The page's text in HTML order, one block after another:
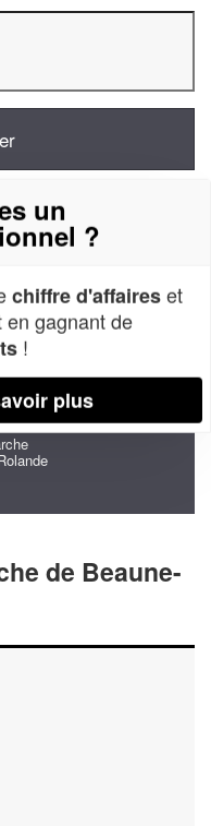
à
KREA (SARL)
de Beaune-
un
?
chiffre d'affaireset
en gagnant de
!
plus